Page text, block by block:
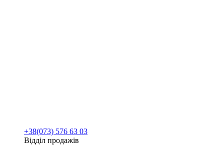
+38(073) 576 63 03
Відділ продажів